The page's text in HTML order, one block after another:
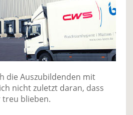
die Auszubildenden mit
nicht zuletzt daran, dass
treu blieben.